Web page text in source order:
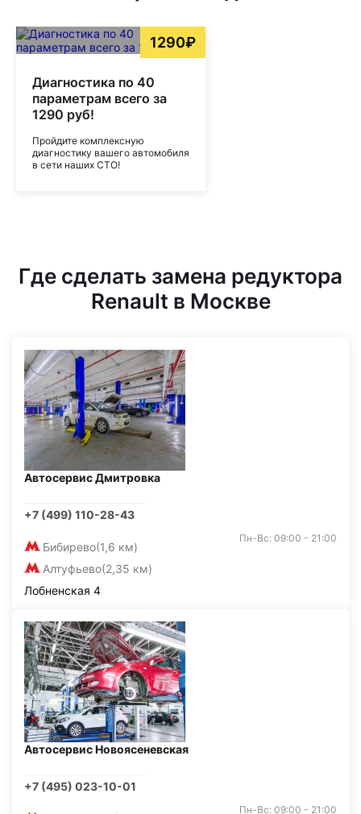
1290₽
Диагностика по 40
параметрам всего за
1290 руб!
Пройдите комплексную
диагностику вашего автомобиля
в сети наших СТО!
Где сделать замена редуктора
Renault в Москве
Автосервис Дмитровка
+7 (499) 110-28-43
Бибирево(1,6 км)
Алтуфьево(2,35 км)
Пн-Вс: 09:00 - 21:00
Лобненская 4
Автосервис Новоясеневская
+7 (495) 023-10-01
Пн-Вс: 09:00 - 21:00